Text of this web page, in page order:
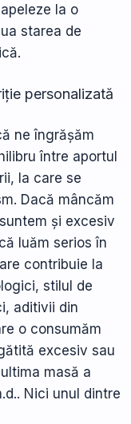
la o
starea de
personalizată
ne îngrășăm
între aportul
la care se
Dacă mâncăm
și excesiv
luăm serios în
contribuie la
stilul de
aditivii din
o consumăm
excesiv sau
masă a
Nici unul dintre